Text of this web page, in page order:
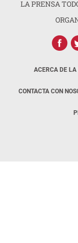
LA PRENSA
ACERCA DE LA
CONTACTA CON